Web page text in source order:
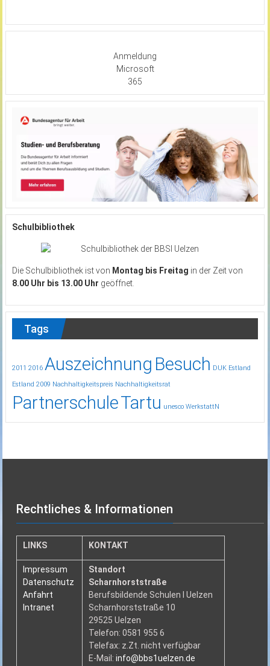
Anmeldung
Microsoft
365
Schulbibliothek
Die Schulbibliothek ist von Montag bis Freitag in der Zeit von
8.00 Uhr bis 13.00 Uhr geöffnet.
Tags
2011 2016 Auszeichnung Besuch DUK Estland
Estland 2009 Nachhaltigkeitspreis Nachhaltigkeitsrat
PartnerschuleTartu unesco WerkstattN
Rechtliches & Informationen
LINKS KONTAKT
Impressum
Datenschutz
Anfahrt
Intranet
Standort
Scharnhorststraße
Berufsbildende Schulen I Uelzen
Scharnhorststraße 10
29525 Uelzen
Telefon: 0581 955 6
Telefax: z.Zt. nicht verfügbar
E-Mail:info@bbs1uelzen.de